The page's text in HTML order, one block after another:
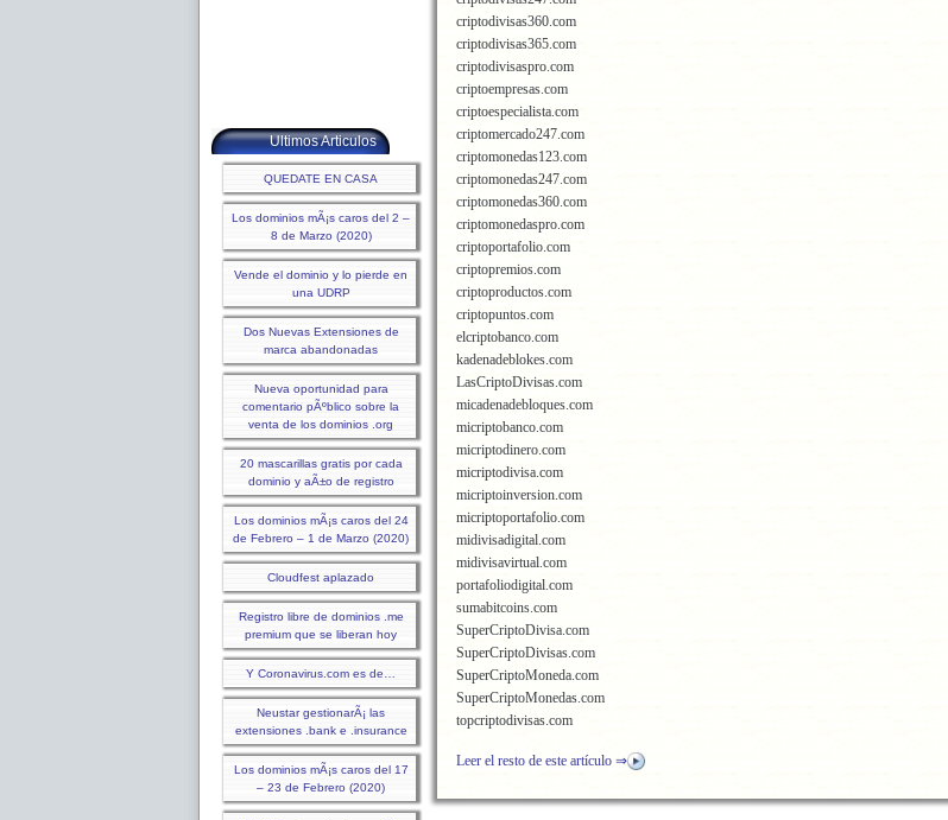
Ultimos Articulos
QUEDATE EN CASA
Los dominios mÃ¡s caros del 2 –
8 de Marzo (2020)
Vende el dominio y lo pierde en
una UDRP
Dos Nuevas Extensiones de
marca abandonadas
Nueva oportunidad para
comentario pÃºblico sobre la
venta de los dominios .org
20 mascarillas gratis por cada
dominio y aÃ±o de registro
Los dominios mÃ¡s caros del 24
de Febrero – 1 de Marzo (2020)
Cloudfest aplazado
Registro libre de dominios .me
premium que se liberan hoy
Y Coronavirus.com es de…
Neustar gestionarÃ¡ las
extensiones .bank e .insurance
Los dominios mÃ¡s caros del 17
– 23 de Febrero (2020)
criptodivisas360.com
criptodivisas365.com
criptodivisaspro.com
criptoempresas.com
criptoespecialista.com
criptomercado247.com
criptomonedas123.com
criptomonedas247.com
criptomonedas360.com
criptomonedaspro.com
criptoportafolio.com
criptopremios.com
criptoproductos.com
criptopuntos.com
elcriptobanco.com
kadenadeblokes.com
LasCriptoDivisas.com
micadenadebloques.com
micriptobanco.com
micriptodinero.com
micriptodivisa.com
micriptoinversion.com
micriptoportafolio.com
midivisadigital.com
midivisavirtual.com
portafoliodigital.com
sumabitcoins.com
SuperCriptoDivisa.com
SuperCriptoDivisas.com
SuperCriptoMoneda.com
SuperCriptoMonedas.com
topcriptodivisas.com
Leer el resto de este artículo ⇒